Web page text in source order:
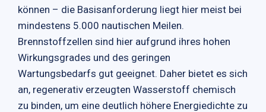
können – die Basisanforderung liegt hier meist bei
mindestens 5.000 nautischen Meilen.
Brennstoffzellen sind hier aufgrund ihres hohen
Wirkungsgrades und des geringen
Wartungsbedarfs gut geeignet. Daher bietet es sich
an, regenerativ erzeugten Wasserstoff chemisch
zu binden, um eine deutlich höhere Energiedichte zu